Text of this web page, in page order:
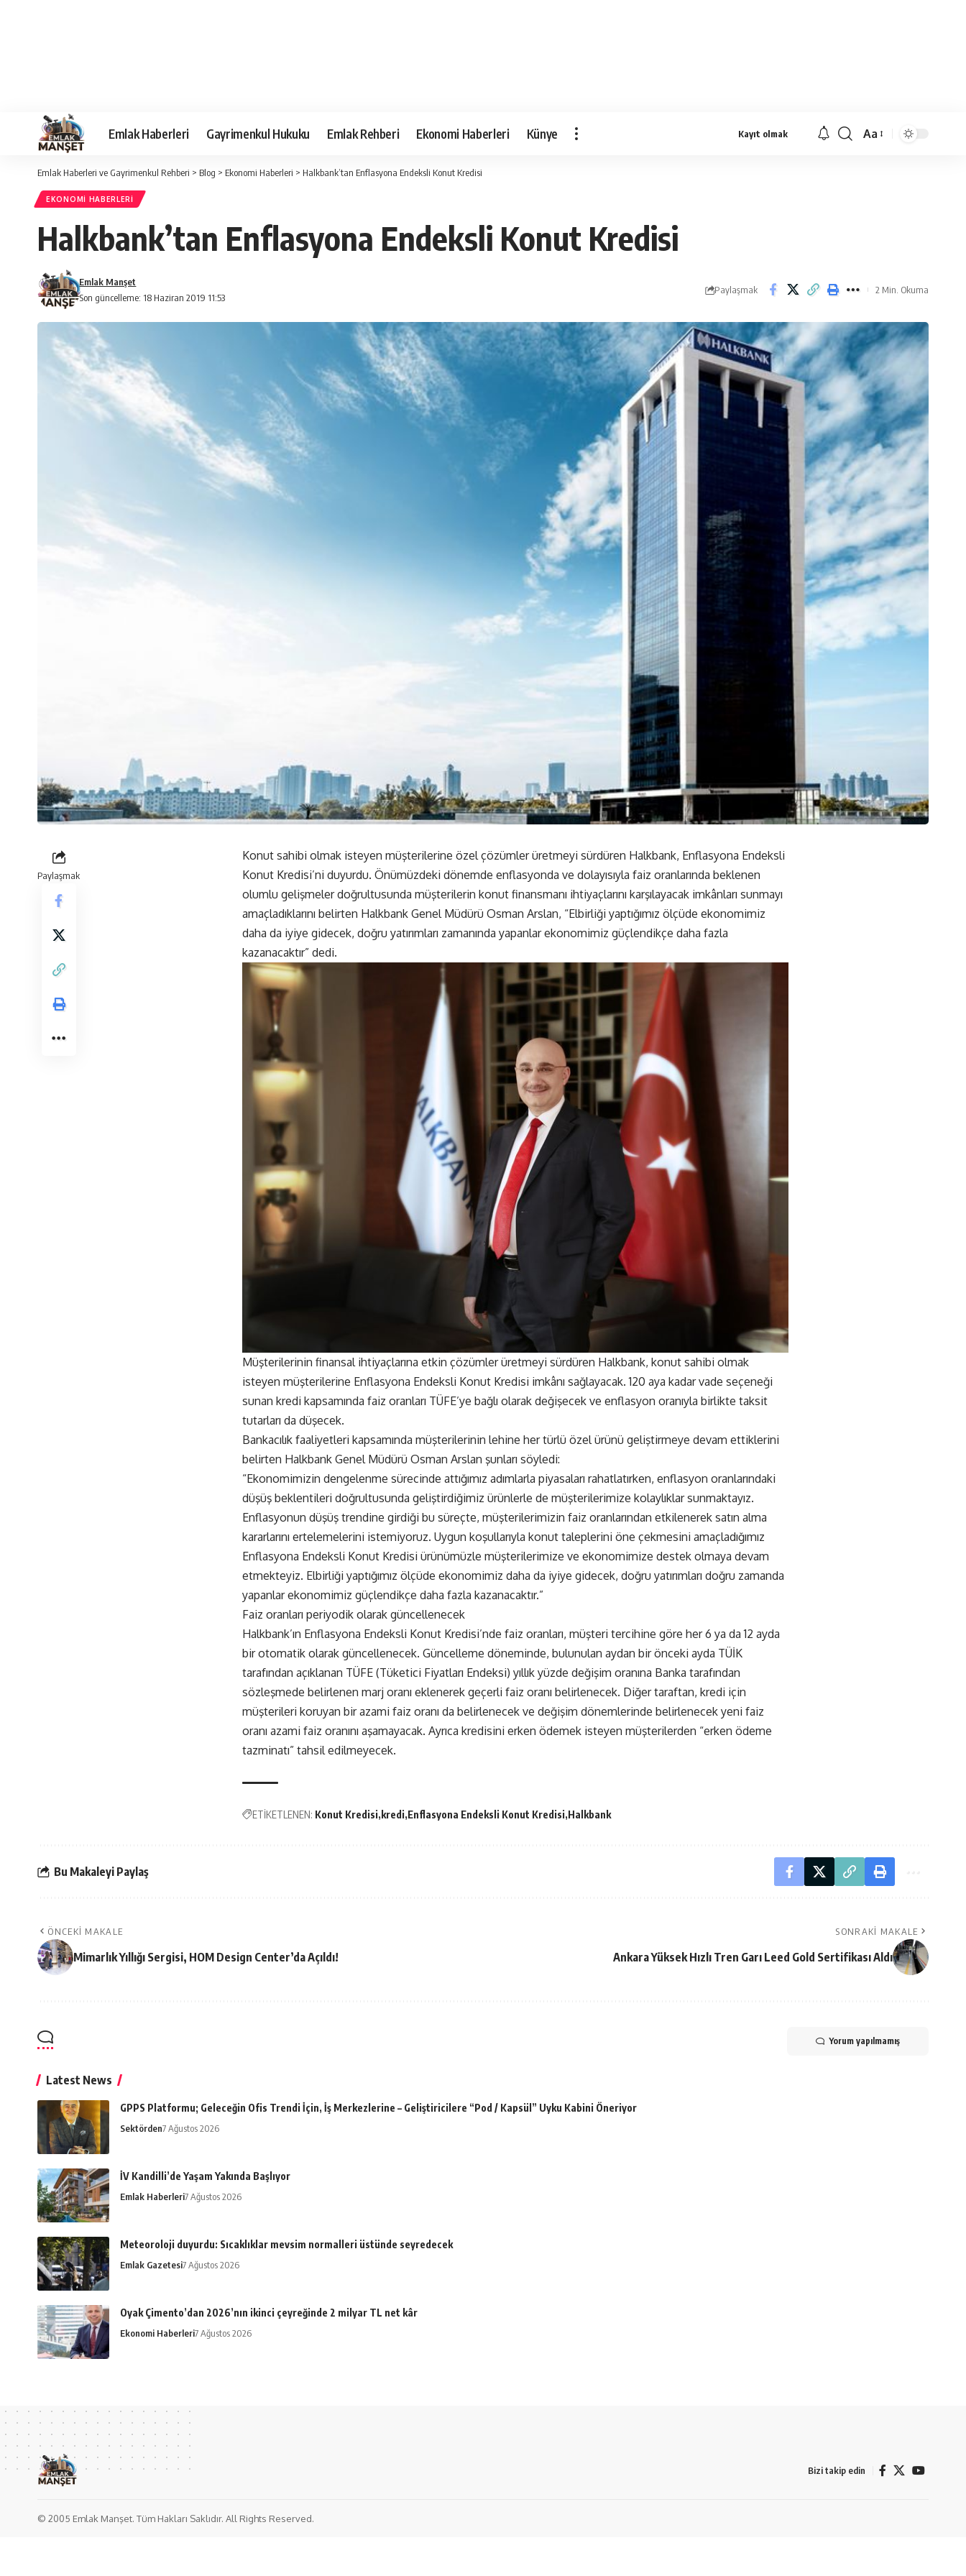
Emlak Haberleri Gayrimenkul Hukuku Emlak Rehberi Ekonomi Haberleri Künye Kayıt olmak
Yazı
Aa
Emlak Haberleri ve Gayrimenkul Rehberi > Blog > Ekonomi Haberleri > Halkbank’tan Enflasyona Endeksli Konut Kredisi
EKONOMI HABERLERI
Halkbank’tan Enflasyona Endeksli Konut Kredisi
Son güncelleme: 18 Haziran 2019 11:53
Emlak Manşet
Paylaşmak 2 Min. Okuma
Paylaşmak
Konut sahibi olmak isteyen müşterilerine özel çözümler üretmeyi sürdüren Halkbank, Enflasyona Endeksli
Konut Kredisi’ni duyurdu. Önümüzdeki dönemde enflasyonda ve dolayısıyla faiz oranlarında beklenen
olumlu gelişmeler doğrultusunda müşterilerin konut finansmanı ihtiyaçlarını karşılayacak imkânları sunmayı
amaçladıklarını belirten Halkbank Genel Müdürü Osman Arslan, “Elbirliği yaptığımız ölçüde ekonomimiz
daha da iyiye gidecek, doğru yatırımları zamanında yapanlar ekonomimiz güçlendikçe daha fazla
kazanacaktır” dedi.
Müşterilerinin finansal ihtiyaçlarına etkin çözümler üretmeyi sürdüren Halkbank, konut sahibi olmak
isteyen müşterilerine Enflasyona Endeksli Konut Kredisi imkânı sağlayacak. 120 aya kadar vade seçeneği
sunan kredi kapsamında faiz oranları TÜFE’ye bağlı olarak değişecek ve enflasyon oranıyla birlikte taksit
tutarları da düşecek.
Bankacılık faaliyetleri kapsamında müşterilerinin lehine her türlü özel ürünü geliştirmeye devam ettiklerini
belirten Halkbank Genel Müdürü Osman Arslan şunları söyledi:
“Ekonomimizin dengelenme sürecinde attığımız adımlarla piyasaları rahatlatırken, enflasyon oranlarındaki
düşüş beklentileri doğrultusunda geliştirdiğimiz ürünlerle de müşterilerimize kolaylıklar sunmaktayız.
Enflasyonun düşüş trendine girdiği bu süreçte, müşterilerimizin faiz oranlarından etkilenerek satın alma
kararlarını ertelemelerini istemiyoruz. Uygun koşullarıyla konut taleplerini öne çekmesini amaçladığımız
Enflasyona Endeksli Konut Kredisi ürünümüzle müşterilerimize ve ekonomimize destek olmaya devam
etmekteyiz. Elbirliği yaptığımız ölçüde ekonomimiz daha da iyiye gidecek, doğru yatırımları doğru zamanda
yapanlar ekonomimiz güçlendikçe daha fazla kazanacaktır.”
Faiz oranları periyodik olarak güncellenecek
Halkbank’ın Enflasyona Endeksli Konut Kredisi’nde faiz oranları, müşteri tercihine göre her 6 ya da 12 ayda
bir otomatik olarak güncellenecek. Güncelleme döneminde, bulunulan aydan bir önceki ayda TÜİK
tarafından açıklanan TÜFE (Tüketici Fiyatları Endeksi) yıllık yüzde değişim oranına Banka tarafından
sözleşmede belirlenen marj oranı eklenerek geçerli faiz oranı belirlenecek. Diğer taraftan, kredi için
müşterileri koruyan bir azami faiz oranı da belirlenecek ve değişim dönemlerinde belirlenecek yeni faiz
oranı azami faiz oranını aşamayacak. Ayrıca kredisini erken ödemek isteyen müşterilerden “erken ödeme
tazminatı” tahsil edilmeyecek.
ETİKETLENEN: Konut Kredisi kredi Enflasyona Endeksli Konut Kredisi Halkbank
Bu Makaleyi Paylaş
ÖNCEKI MAKALE
Mimarlık Yıllığı Sergisi, HOM Design Center’da Açıldı!
SONRAKI MAKALE
Ankara Yüksek Hızlı Tren Garı Leed Gold Sertifikası Aldı
Yorum yapılmamış
Latest News
GPPS Platformu; Geleceğin Ofis Trendi İçin, İş Merkezlerine – Geliştiricilere “Pod / Kapsül” Uyku Kabini Öneriyor
Sektörden7 Ağustos 2026
İV Kandilli’de Yaşam Yakında Başlıyor
Emlak Haberleri7 Ağustos 2026
Meteoroloji duyurdu: Sıcaklıklar mevsim normalleri üstünde seyredecek
Emlak Gazetesi7 Ağustos 2026
Oyak Çimento’dan 2026’nın ikinci çeyreğinde 2 milyar TL net kâr
Ekonomi Haberleri7 Ağustos 2026
Bizi takip edin
© 2005 Emlak Manşet. Tüm Hakları Saklıdır. All Rights Reserved.